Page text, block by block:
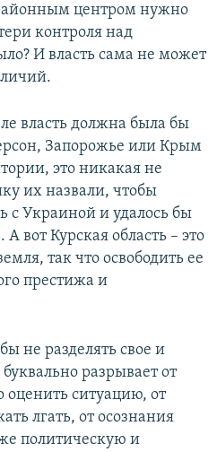
центром нужно
контроля над
И власть сама не может
власть должна была бы
Запорожье или Крым
это никакая не
их назвали, чтобы
с Украиной и удалось бы
вот Курская область – это
так что освободить ее
престижа и
не разделять свое и
разрывает от
оценить ситуацию, от
лгать, от осознания
же политическую и